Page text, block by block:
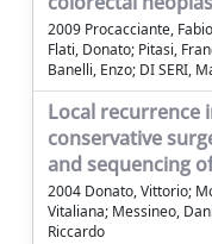
2009 Procacciante,
Flati, Donato; Pitasi,
Banelli, Enzo; DI SERI,
Local recurrence
conservative
and sequencing
2004 Donato, Vittorio;
Vitaliana; Messineo,
Riccardo